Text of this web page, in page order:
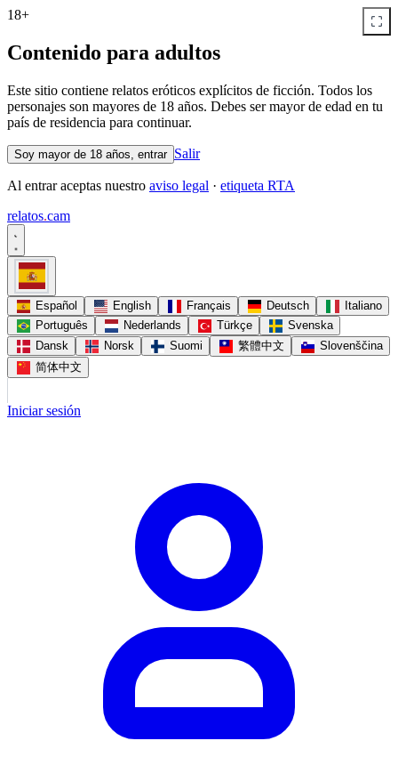
18+
Contenido para adultos
Este sitio contiene relatos eróticos explícitos de ficción. Todos los
personajes son mayores de 18 años. Debes ser mayor de edad en tu
país de residencia para continuar.
Soy mayor de 18 años, entrar Salir
Al entrar aceptas nuestro aviso legal · etiqueta RTA
relatos.cam
Español English Français Deutsch
Italiano
Português
Nederlands Türkçe
Svenska
Dansk
Norsk Suomi 繁體中文
Slovenščina
简体中文
Iniciar sesión